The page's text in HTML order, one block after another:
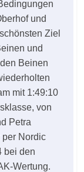
und
Ziel
und
Beinen
mit 1:49:10
von
Petra
per Nordic
bei den
Wertung.